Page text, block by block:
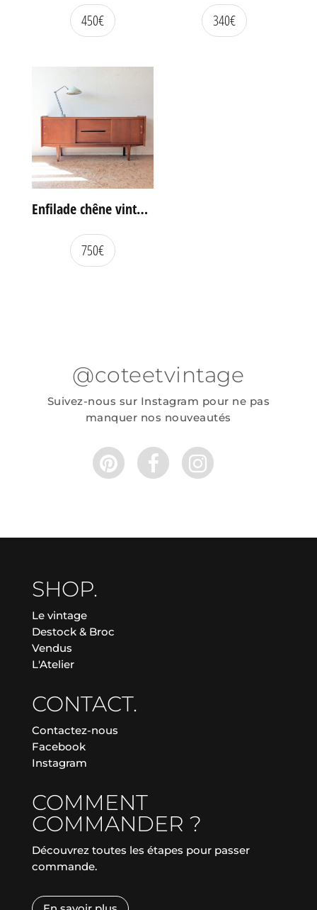
450€ 340€
Enfilade chêne vintage portes coulissantes
750€
@coteetvintage
Suivez-nous sur Instagram pour ne pas
manquer nos nouveautés
SHOP.
Le vintage
Destock & Broc
Vendus
L'Atelier
CONTACT.
Contactez-nous
Facebook
Instagram
COMMENT
COMMANDER ?
Découvrez toutes les étapes pour passer
commande.